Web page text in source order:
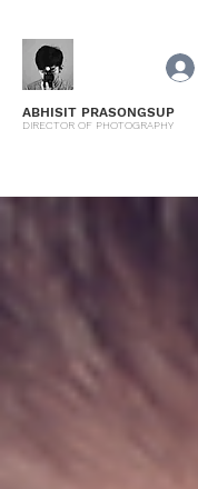
ABHISIT PRASONGSUP
DIRECTOR OF PHOTOGRAPHY